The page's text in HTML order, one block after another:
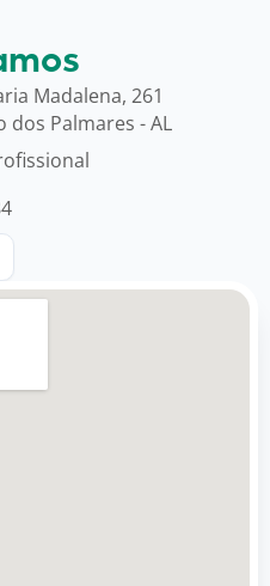
Madalena, 261
dos Palmares - AL